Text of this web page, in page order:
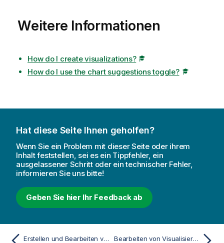
Weitere Informationen
How do I create visualizations?
How do I use the chart suggestions toggle?
Hat diese Seite Ihnen geholfen?
Wenn Sie ein Problem mit dieser Seite oder ihrem
Inhalt feststellen, sei es ein Tippfehler, ein
ausgelassener Schritt oder ein technischer Fehler,
informieren Sie uns bitte!
Geben Sie hier Ihr Feedback ab
Erstellen und Bearbeiten von Visualisierungen Bearbeiten von Visualisierungen